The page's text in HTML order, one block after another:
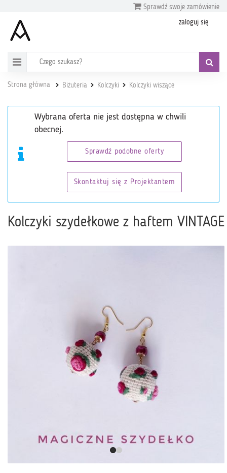
Sprawdź swoje zamówienie
zaloguj się
Strona główna Biżuteria Kolczyki Kolczyki wiszące
Wybrana oferta nie jest dostępna w chwili
obecnej.
Sprawdź podobne oferty
Skontaktuj się z Projektantem
Kolczyki szydełkowe z haftem VINTAGE